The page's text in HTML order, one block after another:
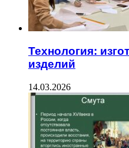
Технология:
изделий
14.03.2026